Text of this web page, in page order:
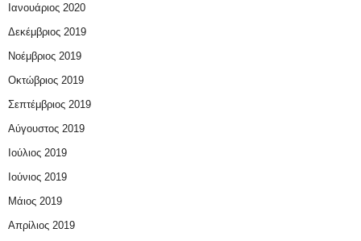
Ιανουάριος 2020
Δεκέμβριος 2019
Νοέμβριος 2019
Οκτώβριος 2019
Σεπτέμβριος 2019
Αύγουστος 2019
Ιούλιος 2019
Ιούνιος 2019
Μάιος 2019
Απρίλιος 2019